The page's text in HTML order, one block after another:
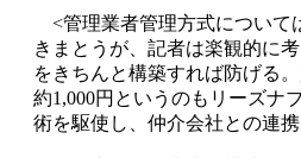
<管理業者管理方式について
きまとうが、記者は楽観的に
をきちんと構築すれば防げる
約1,000円というのもリーズナ
術を駆使し、仲介会社との連